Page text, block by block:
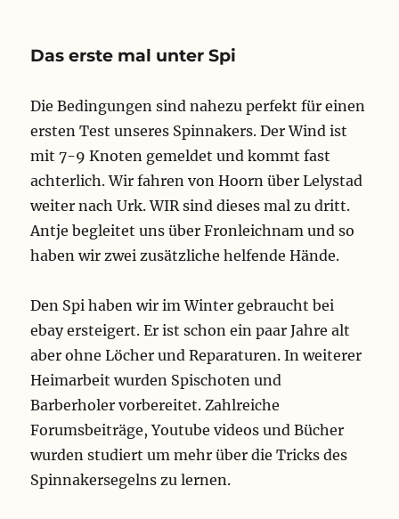
Das erste mal unter Spi
Die Bedingungen sind nahezu perfekt für einen
ersten Test unseres Spinnakers. Der Wind ist
mit 7-9 Knoten gemeldet und kommt fast
achterlich. Wir fahren von Hoorn über Lelystad
weiter nach Urk. WIR sind dieses mal zu dritt.
Antje begleitet uns über Fronleichnam und so
haben wir zwei zusätzliche helfende Hände.
Den Spi haben wir im Winter gebraucht bei
ebay ersteigert. Er ist schon ein paar Jahre alt
aber ohne Löcher und Reparaturen. In weiterer
Heimarbeit wurden Spischoten und
Barberholer vorbereitet. Zahlreiche
Forumsbeiträge, Youtube videos und Bücher
wurden studiert um mehr über die Tricks des
Spinnakersegelns zu lernen.